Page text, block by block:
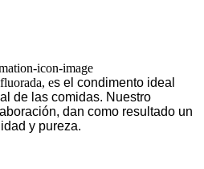
es el condimento ideal
de las comidas. Nuestro
dan como resultado un
y pureza.